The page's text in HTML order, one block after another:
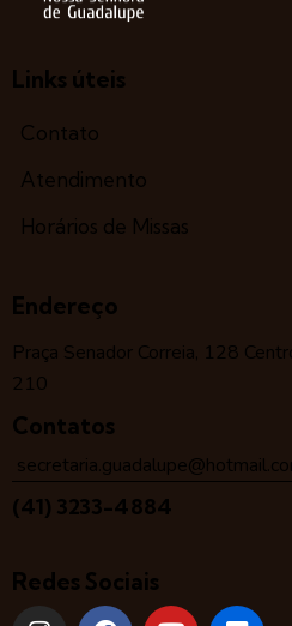
Links úteis
Contato
Atendimento
Horários de Missas
Endereço
Praça Senador Correia, 128
210
Contatos
(41) 3233-4884
Redes Sociais